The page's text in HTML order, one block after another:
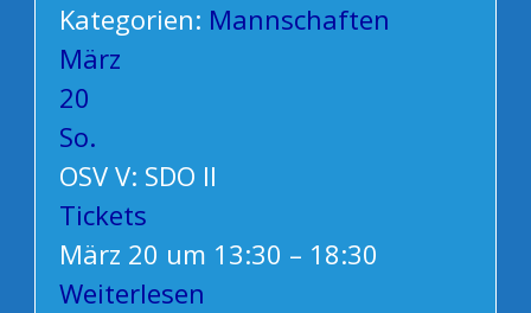
Kategorien: Mannschaften
März
20
So.
OSV V: SDO II
Tickets
März 20 um 13:30 – 18:30
Weiterlesen